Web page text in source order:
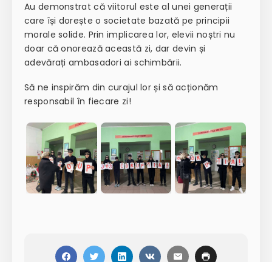
Au demonstrat că viitorul este al unei generații
care își dorește o societate bazată pe principii
morale solide. Prin implicarea lor, elevii noștri nu
doar că onorează această zi, dar devin și
adevărați ambasadori ai schimbării.
Să ne inspirăm din curajul lor și să acționăm
responsabil în fiecare zi!